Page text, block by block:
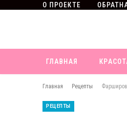
О ПРОЕКТЕ
ГЛАВНАЯ
Главная Рецепты
РЕЦЕПТЫ